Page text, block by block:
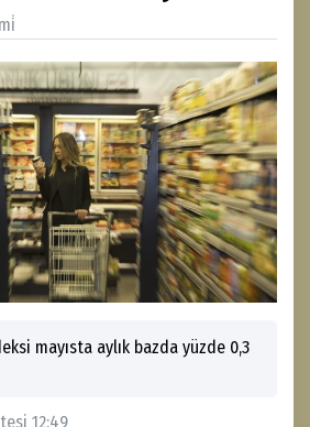
mayısta aylık bazda yüzde 0,3
12:49